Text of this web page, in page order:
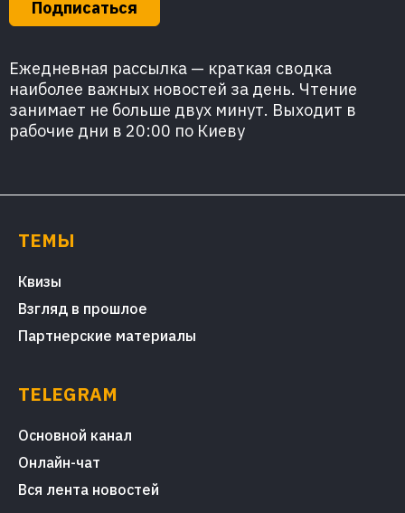
Подписаться
Ежедневная рассылка — краткая сводка
наиболее важных новостей за день. Чтение
занимает не больше двух минут. Выходит в
рабочие дни в 20:00 по Киеву
ТЕМЫ
Квизы
Взгляд в прошлое
Партнерские материалы
TELEGRAM
Основной канал
Онлайн-чат
Вся лента новостей